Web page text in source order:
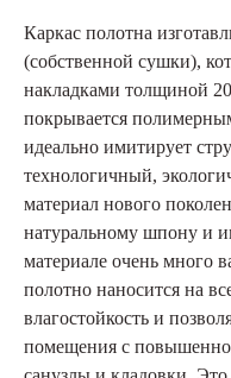
Каркас полотна
(собственной сушки),
накладками толщиной
покрывается
идеально имитирует
технологичный,
материал нового
натуральному шпону и
материале очень много
полотно наносится на
влагостойкость и
помещения с